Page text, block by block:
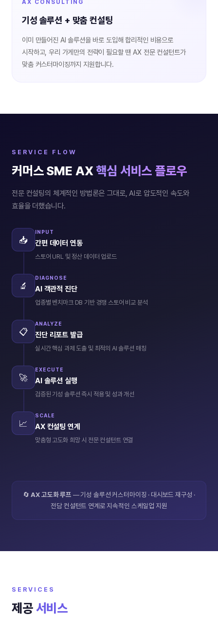
AX CONSULTING
기성 솔루션 + 맞춤 컨설팅
이미 만들어진 AI 솔루션을 바로 도입해 합리적인 비용으로
시작하고, 우리 가게만의 전략이 필요할 땐 AX 전문 컨설턴트가
맞춤 커스터마이징까지 지원합니다.
SERVICE FLOW
커머스 SME AX 핵심 서비스 플로우
전문 컨설팅의 체계적인 방법론은 그대로, AI로 압도적인 속도와
효율을 더했습니다.
📥
INPUT
간편 데이터 연동
스토어 URL 및 정산 데이터 업로드
🔬
DIAGNOSE
AI 객관적 진단
업종별 벤치마크 DB 기반 경쟁 스토어 비교 분석
📋
ANALYZE
진단 리포트 발급
실시간 핵심 과제 도출 및 최적의 AI 솔루션 매칭
🚀
EXECUTE
AI 솔루션 실행
검증된 기성 솔루션 즉시 적용 및 성과 개선
📈
SCALE
AX 컨설팅 연계
맞춤형 고도화 희망 시 전문 컨설턴트 연결
🔄AX 고도화 루프 — 기성 솔루션 커스터마이징 · 대시보드 재구성 ·
전담 컨설턴트 연계로 지속적인 스케일업 지원
SERVICES
제공 서비스